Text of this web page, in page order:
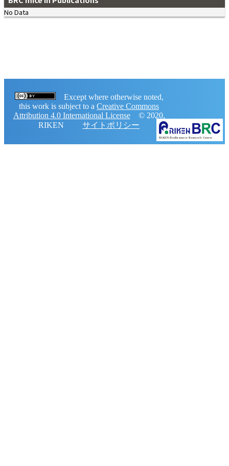
No Data
Except where otherwise noted,
this work is subject to a Creative Commons
Attribution 4.0 International License© 2020,
RIKEN サイトポリシー